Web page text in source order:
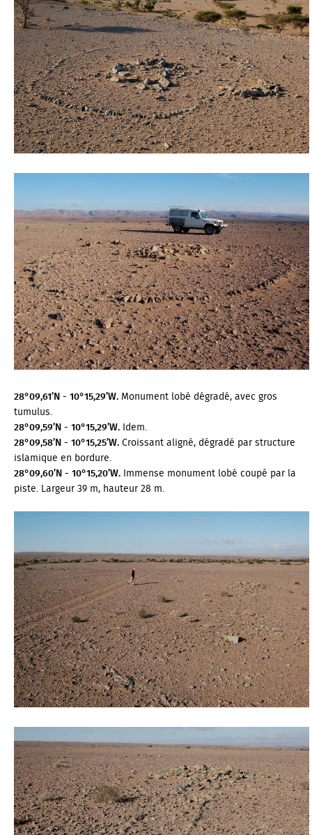
28°09,61’N - 10°15,29’W. Monument lobé dégradé, avec gros
tumulus.
28°09,59’N - 10°15,29’W. Idem.
28°09,58’N - 10°15,25’W.Croissant aligné, dégradé par structure
islamique en bordure.
28°09,60’N - 10°15,20’W. Immense monument lobé coupé par la
piste. Largeur 39 m, hauteur 28 m.